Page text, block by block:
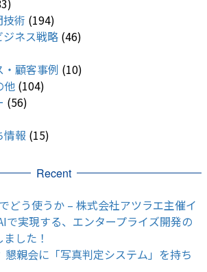
術 (194)
ネス戦略 (46)
顧客事例 (10)
他 (104)
(56)
情報 (15)
Recent
どう使うか – 株式会社アツラエ主催イ
実現する、エンタープライズ開発の
した！
懇親会に「写真判定システム」を持ち